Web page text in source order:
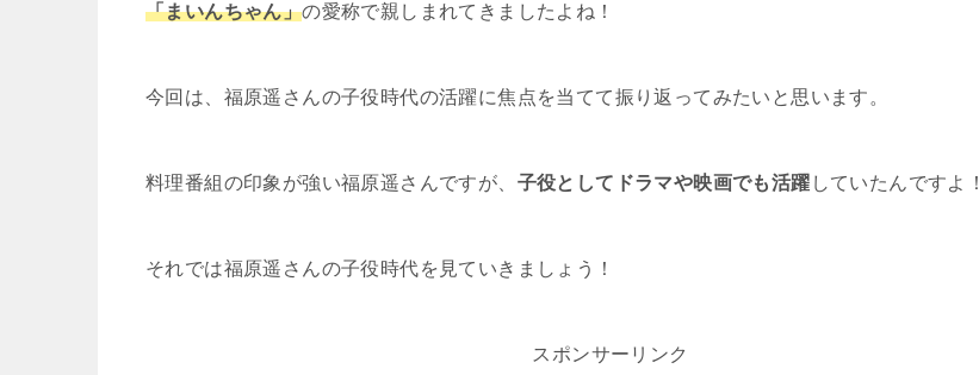
「まいんちゃん」の愛称で親しまれてきましたよね！
今回は、福原遥さんの子役時代の活躍に焦点を当てて振り返ってみたいと思います。
料理番組の印象が強い福原遥さんですが、 子役としてドラマや映画でも活躍 していたんですよ！
それでは福原遥さんの子役時代を見ていきましょう！
スポンサーリンク